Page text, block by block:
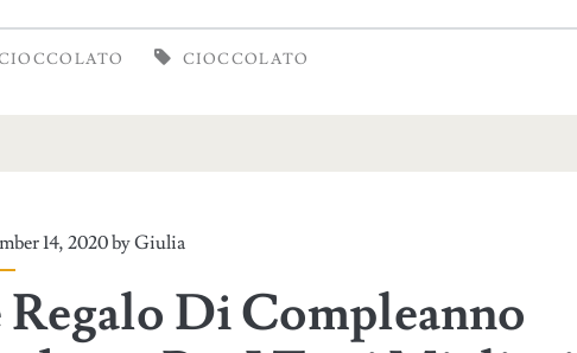
CIOCCOLATO
14, 2020 byGiulia
Regalo Di Compleanno